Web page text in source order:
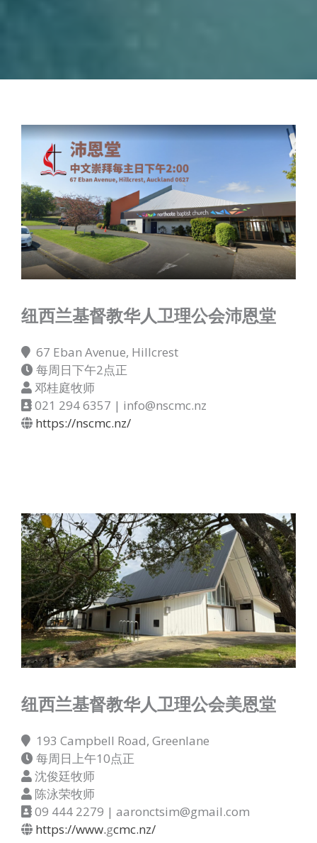
纽西兰基督教华人卫理公会沛恩堂
67 Eban Avenue, Hillcrest
每周日下午2点正
邓桂庭牧师
021 294 6357 | info@nscmc.nz
https://nscmc.nz/
纽西兰基督教华人卫理公会美恩堂
193 Campbell Road, Greenlane
每周日上午10点正
沈俊廷牧师
陈泳荣牧师
09 444 2279 | aaronctsim@gmail.com
https://www.gcmc.nz/